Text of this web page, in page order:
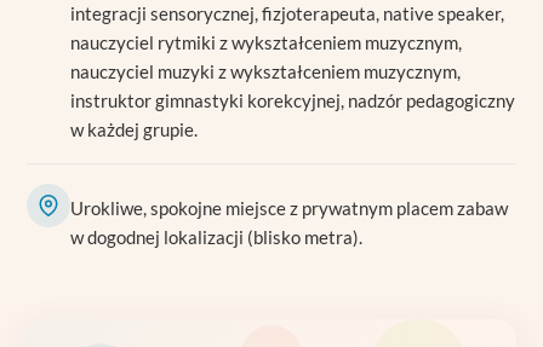
integracji sensorycznej, fizjoterapeuta, native speaker,
nauczyciel rytmiki z wykształceniem muzycznym,
nauczyciel muzyki z wykształceniem muzycznym,
instruktor gimnastyki korekcyjnej, nadzór pedagogiczny
w każdej grupie.
Urokliwe, spokojne miejsce z prywatnym placem zabaw
w dogodnej lokalizacji (blisko metra).